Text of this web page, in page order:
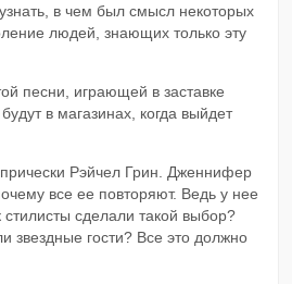
в чем был смысл некоторых
людей, знающих только эту
песни, играющей в заставке
в магазинах, когда выйдет
Рэйчел Грин. Дженнифер
все ее повторяют. Ведь у нее
сделали такой выбор?
звездные гости? Все это должно